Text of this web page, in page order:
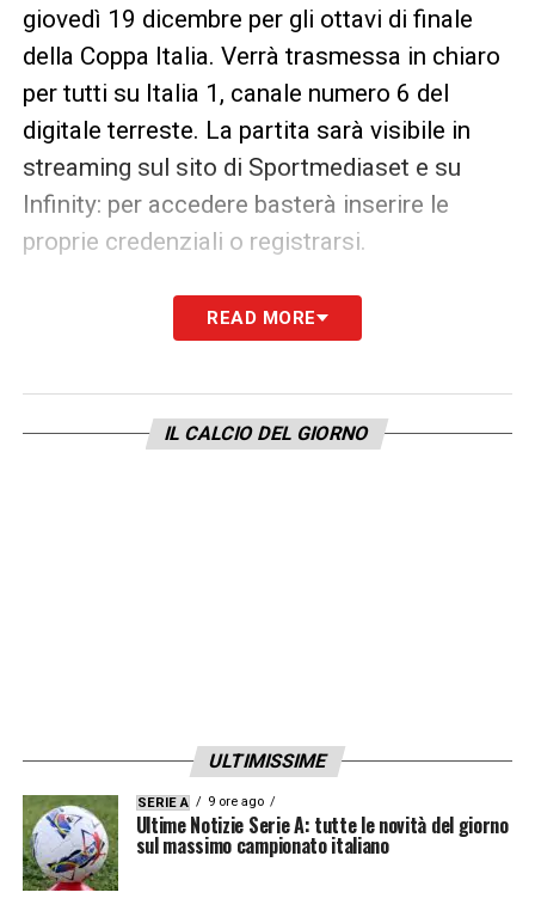
giovedì 19 dicembre per gli ottavi di finale
della Coppa Italia. Verrà trasmessa in chiaro
per tutti su Italia 1, canale numero 6 del
digitale terreste. La partita sarà visibile in
streaming sul sito di Sportmediaset e su
Infinity: per accedere basterà inserire le
proprie credenziali o registrarsi.
LA PLAYLIST DELLE NOSTRE TOP NEWS
READ MORE
IL CALCIO DEL GIORNO
ULTIMISSIME
SERIE A 9 ore ago
Ultime Notizie Serie A: tutte le novità del giorno
sul massimo campionato italiano